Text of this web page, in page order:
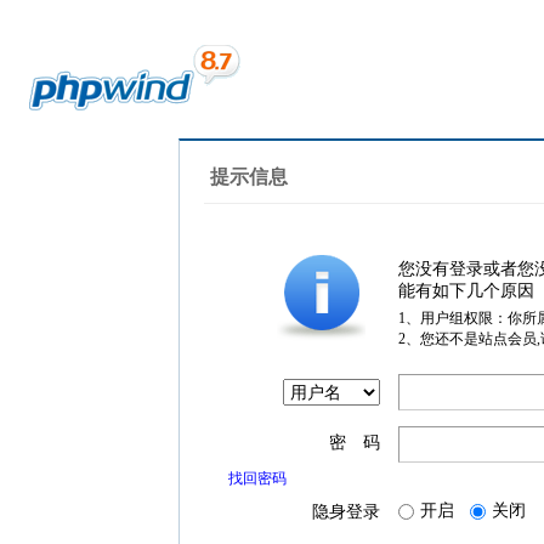
提示信息
您没有登录或者您
能有如下几个原因
1、用户组权限：你所
2、您还不是站点会员
密 码
找回密码
隐身登录 开启 关闭